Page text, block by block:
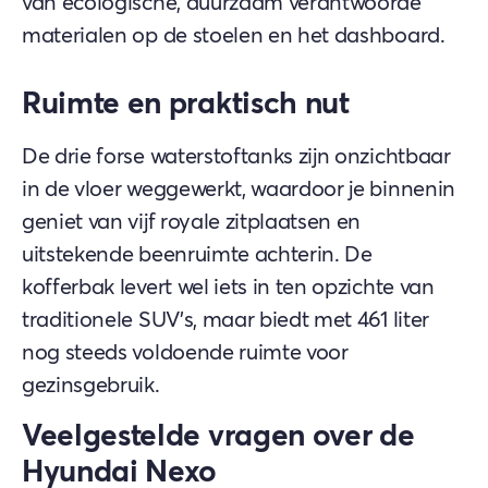
materialen op de stoelen en het dashboard.
Ruimte en praktisch nut
De drie forse waterstoftanks zijn onzichtbaar
in de vloer weggewerkt, waardoor je binnenin
geniet van vijf royale zitplaatsen en
uitstekende beenruimte achterin. De
kofferbak levert wel iets in ten opzichte van
traditionele SUV's, maar biedt met 461 liter
nog steeds voldoende ruimte voor
gezinsgebruik.
Veelgestelde vragen over de
Hyundai Nexo